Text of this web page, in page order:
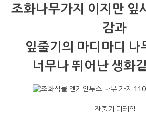
조화나무가지 이지만 잎
감과
잎줄기의 마디마디 나
너무나 뛰어난 생화
잔줄기 디테일